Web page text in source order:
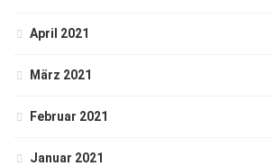
April 2021
März 2021
Februar 2021
Januar 2021